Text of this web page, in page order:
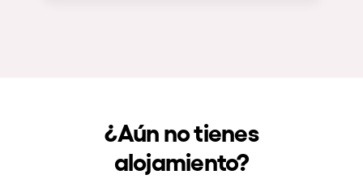
¿Aún no tienes
alojamiento?